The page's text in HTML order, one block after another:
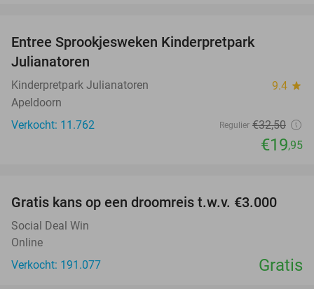
Entree Sprookjesweken Kinderpretpark
Julianatoren
Kinderpretpark Julianatoren 9.4 star
Apeldoorn
Verkocht: 11.762
Regulier €32,50
€19,95
Gratis kans op een droomreis t.w.v. €3.000
Social Deal Win
Online
Verkocht: 191.077
Gratis